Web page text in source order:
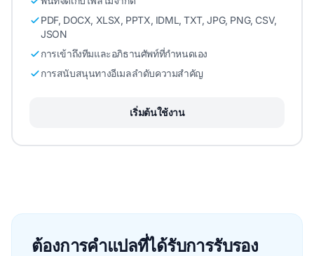
PDF, DOCX, XLSX, PPTX, IDML, TXT, JPG, PNG, CSV,
JSON
การเข้าถึงทีมและอภิธานศัพท์ที่กําหนดเอง
การสนับสนุนทางอีเมลลําดับความสําคัญ
เริ่มต้นใช้งาน
ต้องการคำแปลที่ได้รับการรับรอง